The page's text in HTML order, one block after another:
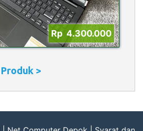
Rp 4.300.000
>